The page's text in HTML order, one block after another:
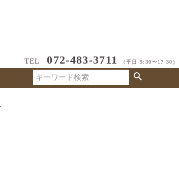
TEL 072-483-3711 （平日 9:30〜17:30)